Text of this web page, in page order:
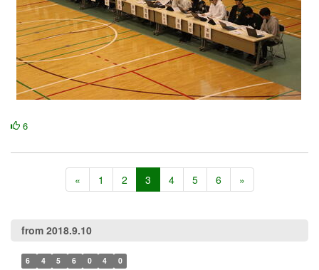
6
« 1 2 3 4 5 6 »
from 2018.9.10
6 4 5 6 0 4 0